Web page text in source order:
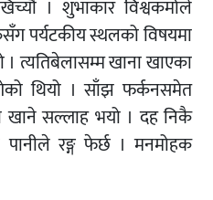
। शुभाकार विश्वकर्माले
पर्यटकीय स्थलको विषयमा
। त्यतिबेलासम्म खाना खाएका
थियो । साँझ फर्कनसमेत
खाने सल्लाह भयो । दह निकै
पानीले रङ्ग फेर्छ । मनमोहक